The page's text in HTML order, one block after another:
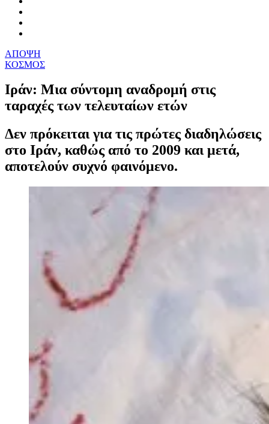
ΑΠΟΨΗ
ΚΟΣΜΟΣ
Ιράν: Μια σύντομη αναδρομή στις
ταραχές των τελευταίων ετών
Δεν πρόκειται για τις πρώτες διαδηλώσεις
στο Ιράν, καθώς από το 2009 και μετά,
αποτελούν συχνό φαινόμενο.